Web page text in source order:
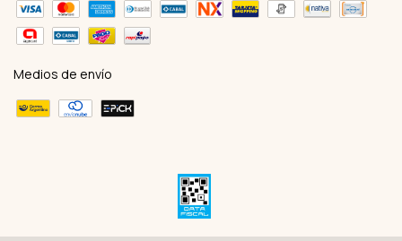
Medios de envío